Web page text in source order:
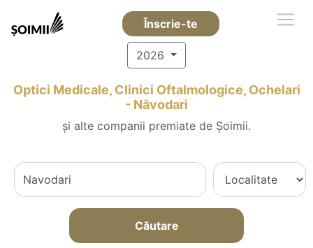
Înscrie-te
2026
Optici Medicale, Clinici Oftalmologice, Ochelari
- Năvodari
și alte companii premiate de Șoimii.
Căutare